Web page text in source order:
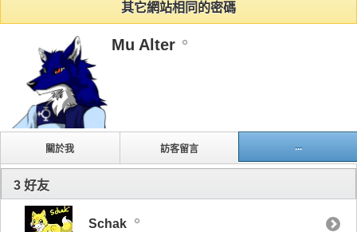
其它網站相同的密碼
Mu Alter
關於我 訪客留言 ...
3 好友
Schak